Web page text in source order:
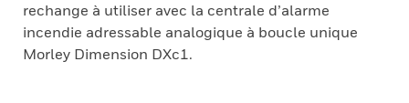
rechange à utiliser avec la centrale d’alarme
incendie adressable analogique à boucle unique
Morley Dimension DXc1.